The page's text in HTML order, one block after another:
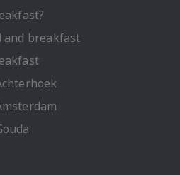
and breakfast